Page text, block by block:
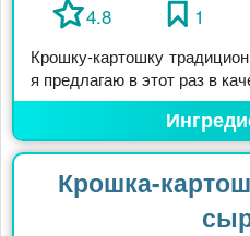
4.8 1
Крошку-картошку
я предлагаю в этот раз в
Крошка-